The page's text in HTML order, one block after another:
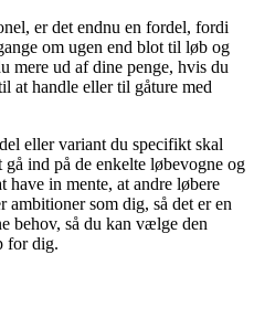
er det endnu en fordel, fordi
om ugen end blot til løb og
mere ud af dine penge, hvis du
at handle eller til gåture med
eller variant du specifikt skal
ind på de enkelte løbevogne og
in mente, at andre løbere
ambitioner som dig, så det er en
behov, så du kan vælge den
for dig.